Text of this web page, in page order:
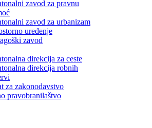
zavod za pravnu
zavod za urbanizam
uređenje
zavod
direkcija za ceste
direkcija robnih
za zakonodavstvo
pravobranilaštvo